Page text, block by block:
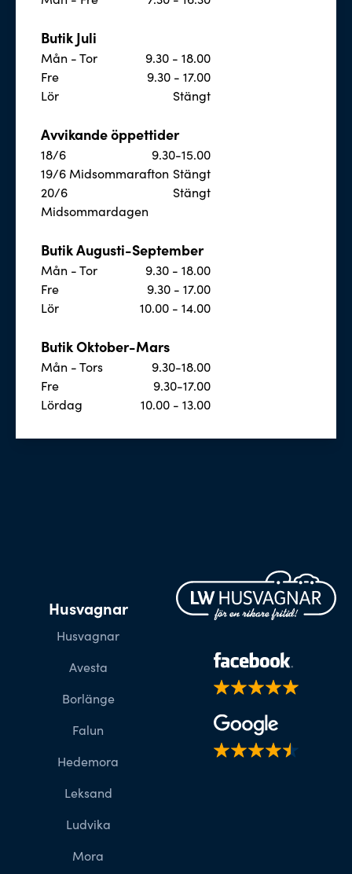
Butik Juli
Mån - Tor
9.30 - 18.00
Fre
9.30 - 17.00
Lör
Stängt
Avvikande öppettider
18/6
9.30-15.00
19/6 Midsommarafton Stängt
20/6
Midsommardagen
Stängt
Butik Augusti-September
Mån - Tor
9.30 - 18.00
Fre
9.30 - 17.00
Lör
10.00 - 14.00
Butik Oktober-Mars
Mån - Tors
9.30-18.00
Fre
9.30-17.00
Lördag
10.00 - 13.00
Husvagnar
Husvagnar
Avesta
Borlänge
Falun
Hedemora
Leksand
Ludvika
Mora